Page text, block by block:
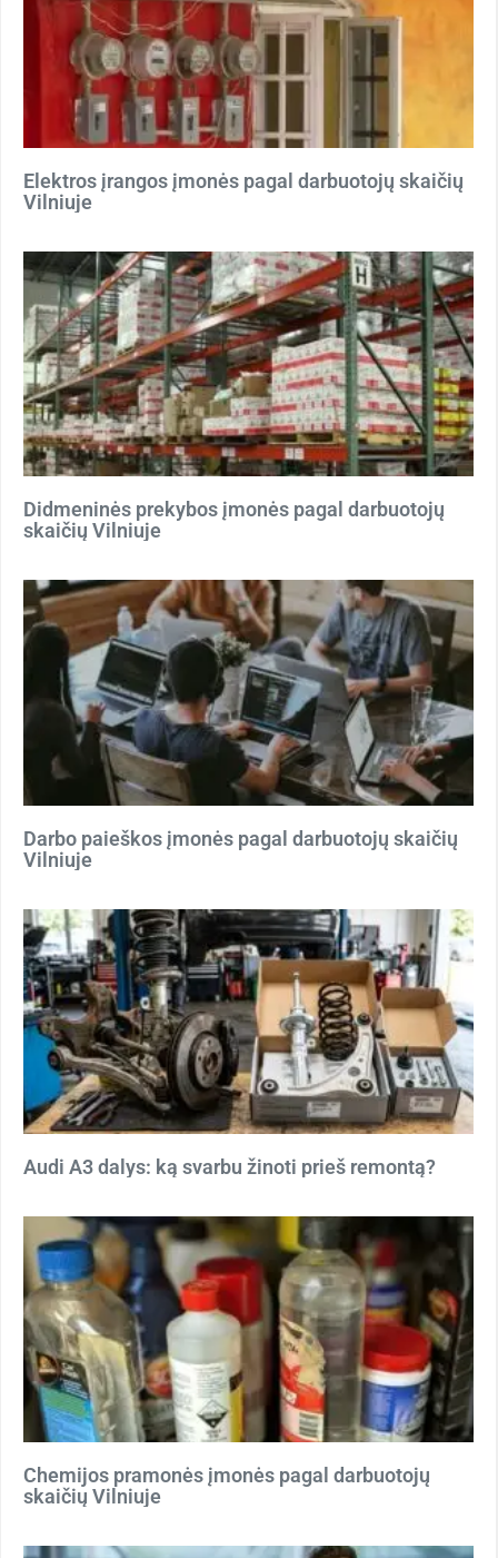
Elektros įrangos įmonės pagal darbuotojų skaičių
Vilniuje
Didmeninės prekybos įmonės pagal darbuotojų
skaičių Vilniuje
Darbo paieškos įmonės pagal darbuotojų skaičių
Vilniuje
Audi A3 dalys: ką svarbu žinoti prieš remontą?
Chemijos pramonės įmonės pagal darbuotojų
skaičių Vilniuje